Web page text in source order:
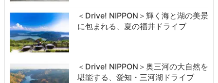
＜Drive! NIPPON＞輝く海と湖の美景
に包まれる、夏の福井ドライブ
＜Drive! NIPPON＞奥三河の大自然を
堪能する、愛知・三河湖ドライブ